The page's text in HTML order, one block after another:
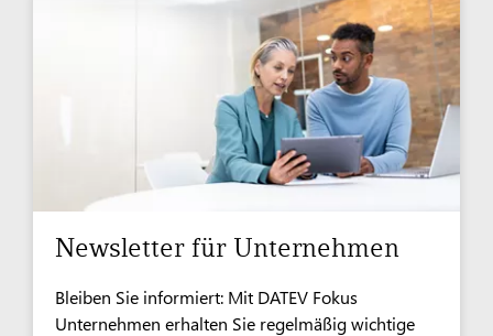
Newsletter für Unternehmen
Bleiben Sie informiert: Mit DATEV Fokus
Unternehmen erhalten Sie regelmäßig wichtige